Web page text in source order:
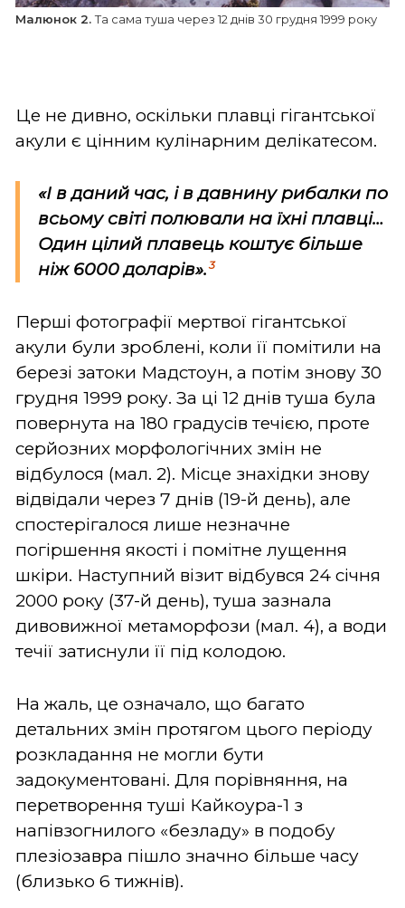
Малюнок 2.Та сама туша через 12 днів 30 грудня 1999 року
Це не дивно, оскільки плавці гігантської
акули є цінним кулінарним делікатесом.
«І в даний час, і в давнину рибалки по
всьому світі полювали на їхні плавці…
Один цілий плавець коштує більше
ніж 6000 доларів». 3
Перші фотографії мертвої гігантської
акули були зроблені, коли її помітили на
березі затоки Мадстоун, а потім знову 30
грудня 1999 року. За ці 12 днів туша була
повернута на 180 градусів течією, проте
серйозних морфологічних змін не
відбулося (мал. 2). Місце знахідки знову
відвідали через 7 днів (19-й день), але
спостерігалося лише незначне
погіршення якості і помітне лущення
шкіри. Наступний візит відбувся 24 січня
2000 року (37-й день), туша зазнала
дивовижної метаморфози (мал. 4), а води
течії затиснули її під колодою.
На жаль, це означало, що багато
детальних змін протягом цього періоду
розкладання не могли бути
задокументовані. Для порівняння, на
перетворення туші Кайкоура-1 з
напівзогнилого «безладу» в подобу
плезіозавра пішло значно більше часу
(близько 6 тижнів).